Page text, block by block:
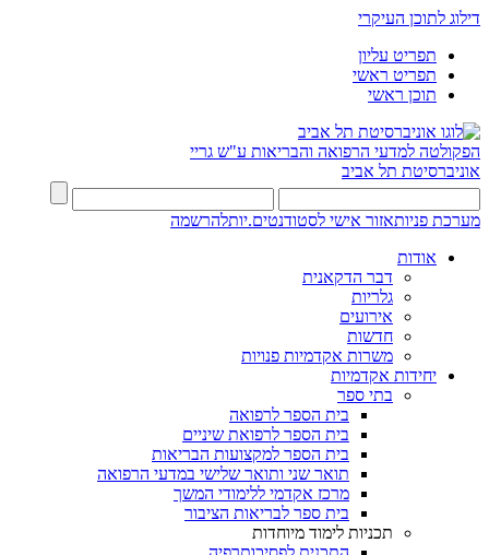
דילוג לתוכן העיקרי
תפריט עליון
תפריט ראשי
תוכן ראשי
הפקולטה למדעי הרפואה והבריאות ע"ש גריי
אוניברסיטת תל אביב
מערכת פניותאזור אישי לסטודנטים.יותלהרשמה
אודות
דבר הדקאנית
גלריות
אירועים
חדשות
משרות אקדמיות פנויות
יחידות אקדמיות
בתי ספר
בית הספר לרפואה
בית הספר לרפואת שיניים
בית הספר למקצועות הבריאות
תואר שני ותואר שלישי במדעי הרפואה
מרכז אקדמי ללימודי המשך
בית ספר לבריאות הציבור
תכניות לימוד מיוחדות